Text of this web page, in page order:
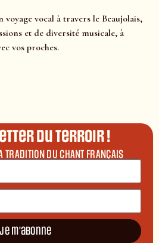
voyage vocal à travers le Beaujolais,
et de diversité musicale, à
vos proches.
du terroir !
TRADITION DU CHANT FRANÇAIS
Je m'abonne